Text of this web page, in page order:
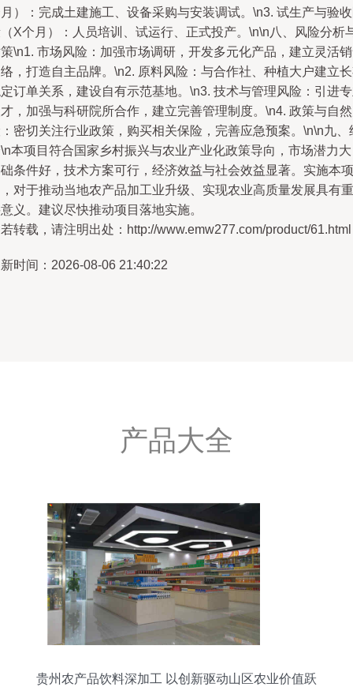
）：完成土建施工、设备采购与安装调试。\n3. 试生产与验
X个月）：人员培训、试运行、正式投产。\n\n八、风险分析
\n1. 市场风险：加强市场调研，开发多元化产品，建立灵活
，打造自主品牌。\n2. 原料风险：与合作社、种植大户建立
订单关系，建设自有示范基地。\n3. 技术与管理风险：引进
，加强与科研院所合作，建立完善管理制度。\n4. 政策与自
密切关注行业政策，购买相关保险，完善应急预案。\n\n九、
本项目符合国家乡村振兴与农业产业化政策导向，市场潜力
条件好，技术方案可行，经济效益与社会效益显著。实施本项
对于推动当地农产品加工业升级、实现农业高质量发展具有重
义。建议尽快推动项目落地实施。
转载，请注明出处：http://www.emw277.com/product/61.html
时间：2026-08-06 21:40:22
产品大全
贵州农产品饮料深加工 以创新驱动山区农业价值跃